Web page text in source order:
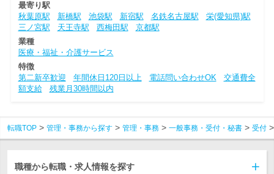
最寄り駅
秋葉原駅
新橋駅 池袋駅 新宿駅 名鉄名古屋駅
栄(愛知県)駅
三ノ宮駅
天王寺駅 西梅田駅
京都駅
業種
医療・福祉・介護サービス
特徴
第二新卒歓迎
年間休日120日以上 電話問い合わせOK
交通費全
額支給
残業月30時間以内
転職TOP 管理・事務から探す 管理・事務 一般事務・受付・秘書 受付
職種から転職・求人情報を探す